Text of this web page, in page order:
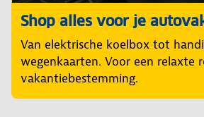
Shop alles voor je
Van elektrische koelbox tot
wegenkaarten. Voor een relaxte
vakantiebestemming.